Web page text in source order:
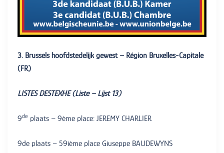
3. Brussels hoofdstedelijk gewest – Région Bruxelles-Capitale
(FR)
LISTES DESTEXHE (Liste – Lijst 13)
9de plaats – 9ème place: JEREMY CHARLIER
9de plaats – 59ième place Giuseppe BAUDEWYNS